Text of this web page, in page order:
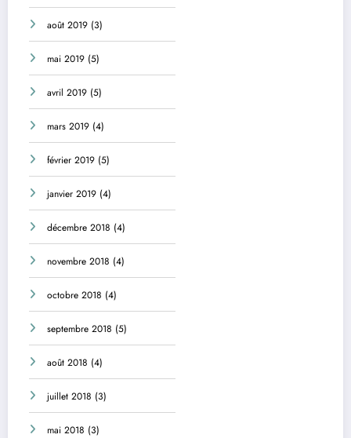
août 2019 (3)
mai 2019 (5)
avril 2019 (5)
mars 2019 (4)
février 2019 (5)
janvier 2019 (4)
décembre 2018 (4)
novembre 2018 (4)
octobre 2018 (4)
septembre 2018 (5)
août 2018 (4)
juillet 2018 (3)
mai 2018 (3)